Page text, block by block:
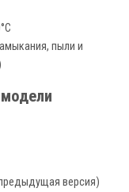
пыли и
версия)